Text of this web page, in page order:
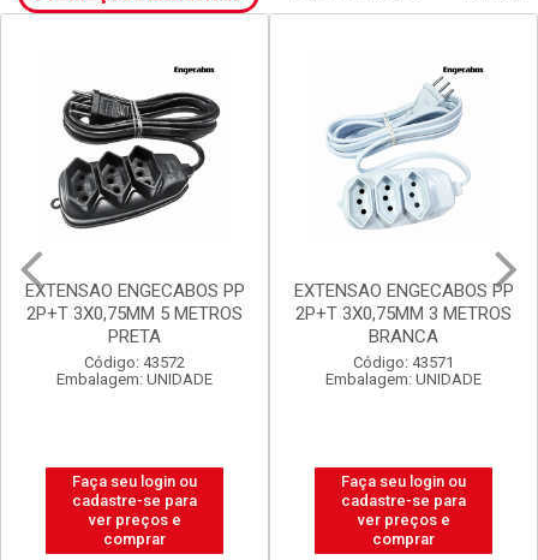
Promoções Exclusivas Mais Vendidos
2P+T 3X0,75MM 3 METROS
BRANCA
Código: 43571
Embalagem: UNIDADE
ENGECABOS 4 TOMADAS
0,80 METRO BRANCA
Código: 43560
Embalagem: UNIDADE